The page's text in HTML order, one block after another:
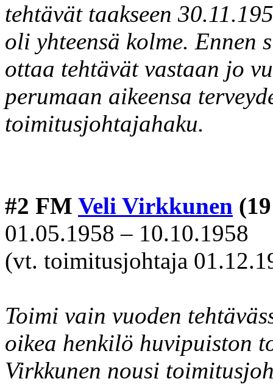
tehtävät taakseen
oli yhteensä kolme.
ottaa tehtävät vastaan jo
perumaan aikeensa
toimitusjohtajahaku.
#2 FM Veli Virkkunen
01.05.1958 – 10.10.1958
(vt. toimitusjohtaja
Toimi vain vuoden
oikea henkilö huvipuiston
Virkkunen nousi